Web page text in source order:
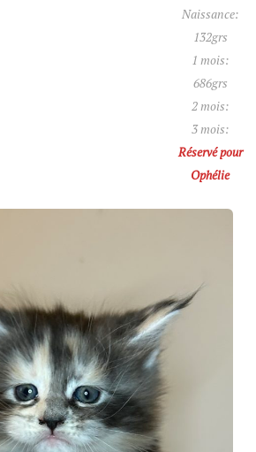
Naissance:
132grs
1 mois:
686grs
2 mois:
3 mois:
Réservé pour
Ophélie